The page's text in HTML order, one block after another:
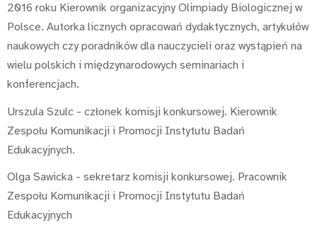
2016 roku Kierownik organizacyjny Olimpiady Biologicznej w
Polsce. Autorka licznych opracowań dydaktycznych, artykułów
naukowych czy poradników dla nauczycieli oraz wystąpień na
wielu polskich i międzynarodowych seminariach i
konferencjach.
Urszula Szulc - członek komisji konkursowej. Kierownik
Zespołu Komunikacji i Promocji Instytutu Badań
Edukacyjnych.
Olga Sawicka - sekretarz komisji konkursowej. Pracownik
Zespołu Komunikacji i Promocji Instytutu Badań
Edukacyjnych